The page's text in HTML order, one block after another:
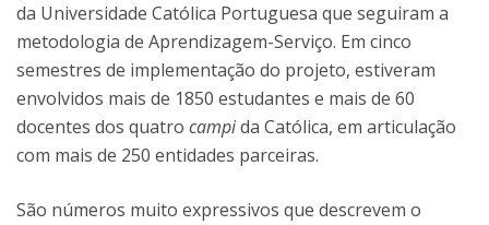
da Universidade Católica Portuguesa que seguiram a
metodologia de Aprendizagem-Serviço. Em cinco
semestres de implementação do projeto, estiveram
envolvidos mais de 1850 estudantes e mais de 60
docentes dos quatro campida Católica, em articulação
com mais de 250 entidades parceiras.
São números muito expressivos que descrevem o